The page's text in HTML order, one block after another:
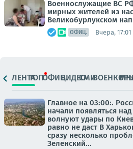
Военнослужащие ВС
мирных жителей из
Великобурлукском
ОФИЦ. Вчера, 17:01
ЛЕНТАТОПОФИЦ.ВИДЕОСМИ
Главное на 03:00:.
начали появляться
волнуют удары по
равно не даст В
сразу несколько
Зеленский...